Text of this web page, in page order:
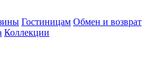
Гостиницам Обмен и возврат
Коллекции